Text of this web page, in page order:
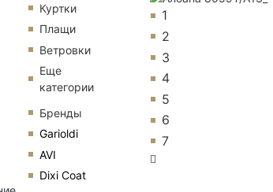
Куртки
Плащи
Ветровки
Еще
категории
Бренды
Garioldi
AVI
Dixi Coat
1
2
3
4
5
6
7